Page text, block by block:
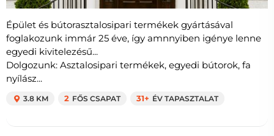
Épület és bútorasztalosipari termékek gyártásával
foglakozunk immár 25 éve, így amnnyiben igénye lenne
egyedi kivitelezésű...
Dolgozunk: Asztalosipari termékek, egyedi bútorok, fa
nyílász...
3.8 KM 2 FŐS CSAPAT 31+ ÉV TAPASZTALAT